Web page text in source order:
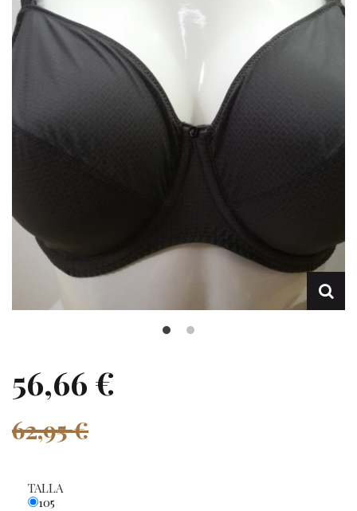
Hombre
Ortopedia
56,66 €
62,95 €
TALLA
105